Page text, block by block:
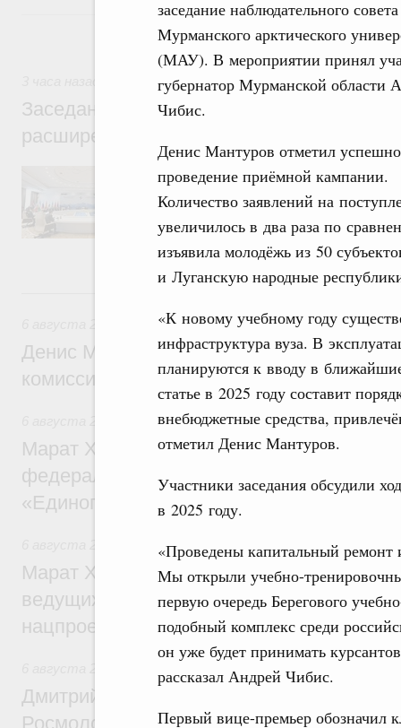
заседание наблюдательного совета
Мурманского арктического
(МАУ). В мероприятии принял
губернатор Мурманской области
Чибис.
Денис Мантуров отметил
проведение приёмной кампании.
Количество заявлений на
увеличилось в два раза по
изъявила молодёжь из 50
и Луганскую народные
«К новому учебному году
инфраструктура вуза. В
планируются к вводу в
статье в 2025 году составит
внебюджетные средства,
отметил Денис Мантуров.
Участники заседания обсудили
в 2025 году.
«Проведены капитальный
Мы открыли учебно-
первую очередь Берегового
подобный комплекс среди
он уже будет принимать
рассказал Андрей Чибис.
Первый вице-премьер обозначил
Евразийский экономический союз.
Заседание Евразийского
расширенном составе
В повестке заседания актуальные
числе совершенствование кооперации в
регулирования и администрирования,
железнодорожных перевозок,
рынка.
Общие вопросы промышленной политики
Денис Мантуров провёл заседание
комиссии по промышленности
Регулирование в сфере строительства
Марат Хуснуллин: Более 130
федерального значения построено под
«Единого заказчика»
Национальный проект «Инфраструктура
Марат Хуснуллин: Порядка 200
ведущих к спортивным объектам,
нацпроекту «Инфраструктура для
Молодёжная политика
Дмитрий Чернышенко, Сергей Кравцов и
Росмолодёжи Григорий Гуров